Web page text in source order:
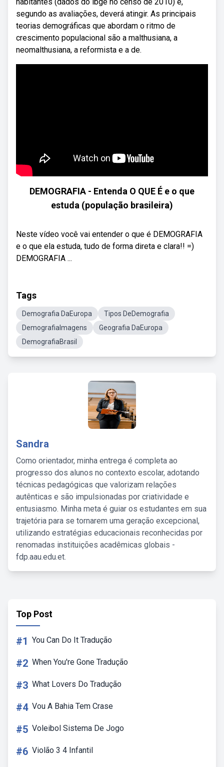
segundo as avaliações, deverá atingir. As principais
teorias demográficas que abordam o ritmo de
crescimento populacional são a malthusiana, a
neomalthusiana, a reformista e a de.
DEMOGRAFIA - Entenda O QUE É e o que
estuda (população brasileira)
Neste vídeo você vai entender o que é DEMOGRAFIA
e o que ela estuda, tudo de forma direta e clara!! =)
DEMOGRAFIA ...
Tags
Demografia DaEuropa
Tipos DeDemografia
DemografiaImagens
Geografia DaEuropa
DemografiaBrasil
Sandra
Como orientador, minha entrega é completa ao
progresso dos alunos no contexto escolar, adotando
técnicas pedagógicas que valorizam relações
autênticas e são impulsionadas por criatividade e
entusiasmo. Minha meta é guiar os estudantes em sua
trajetória para se tornarem uma geração excepcional,
utilizando estratégias educacionais reconhecidas por
renomadas instituições acadêmicas globais -
fdp.aau.edu.et.
Top Post
#1 You Can Do It Tradução
#2 When You're Gone Tradução
#3 What Lovers Do Tradução
#4 Vou A Bahia Tem Crase
#5 Voleibol Sistema De Jogo
#6 Violão 3 4 Infantil